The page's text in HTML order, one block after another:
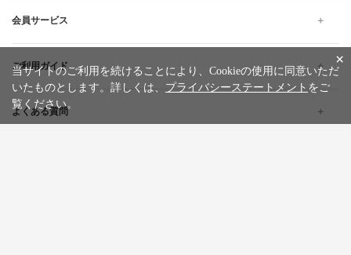
会員サービス
ご利用ガイド
よくある質問
×
当サイトのご利用を続けることにより、Cookieの使用に同意いただ
いたものとします。詳しくは、 プライバシーステートメント をご
覧ください。